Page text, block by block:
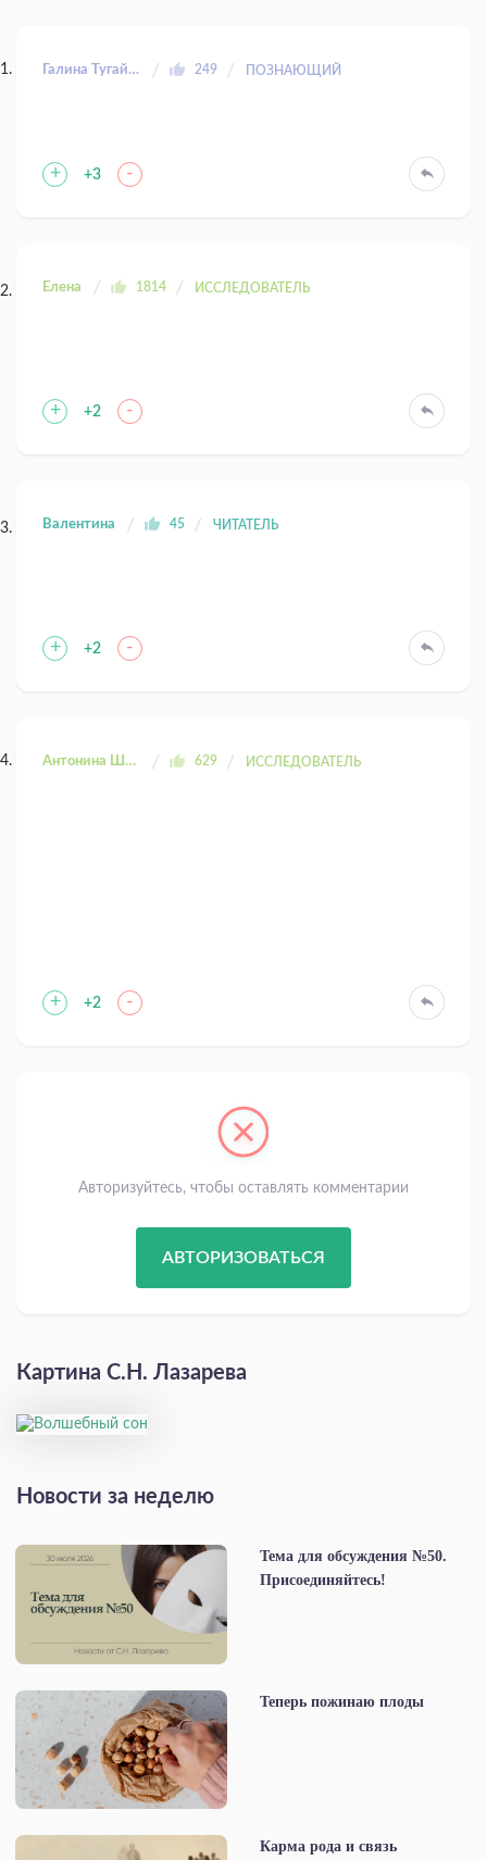
Галина Тугайбей 249 ПОЗНАЮЩИЙ
+ +3 -
Елена 1814 ИССЛЕДОВАТЕЛЬ
+ +2 -
Валентина 45 ЧИТАТЕЛЬ
+ +2 -
Антонина Шахтаренко 629 ИССЛЕДОВАТЕЛЬ
+ +2 -
Авторизуйтесь, чтобы оставлять комментарии
АВТОРИЗОВАТЬСЯ
Картина С.Н. Лазарева
Новости за неделю
Тема для обсуждения №50.
Присоединяйтесь!
Теперь пожинаю плоды
Карма рода и связь